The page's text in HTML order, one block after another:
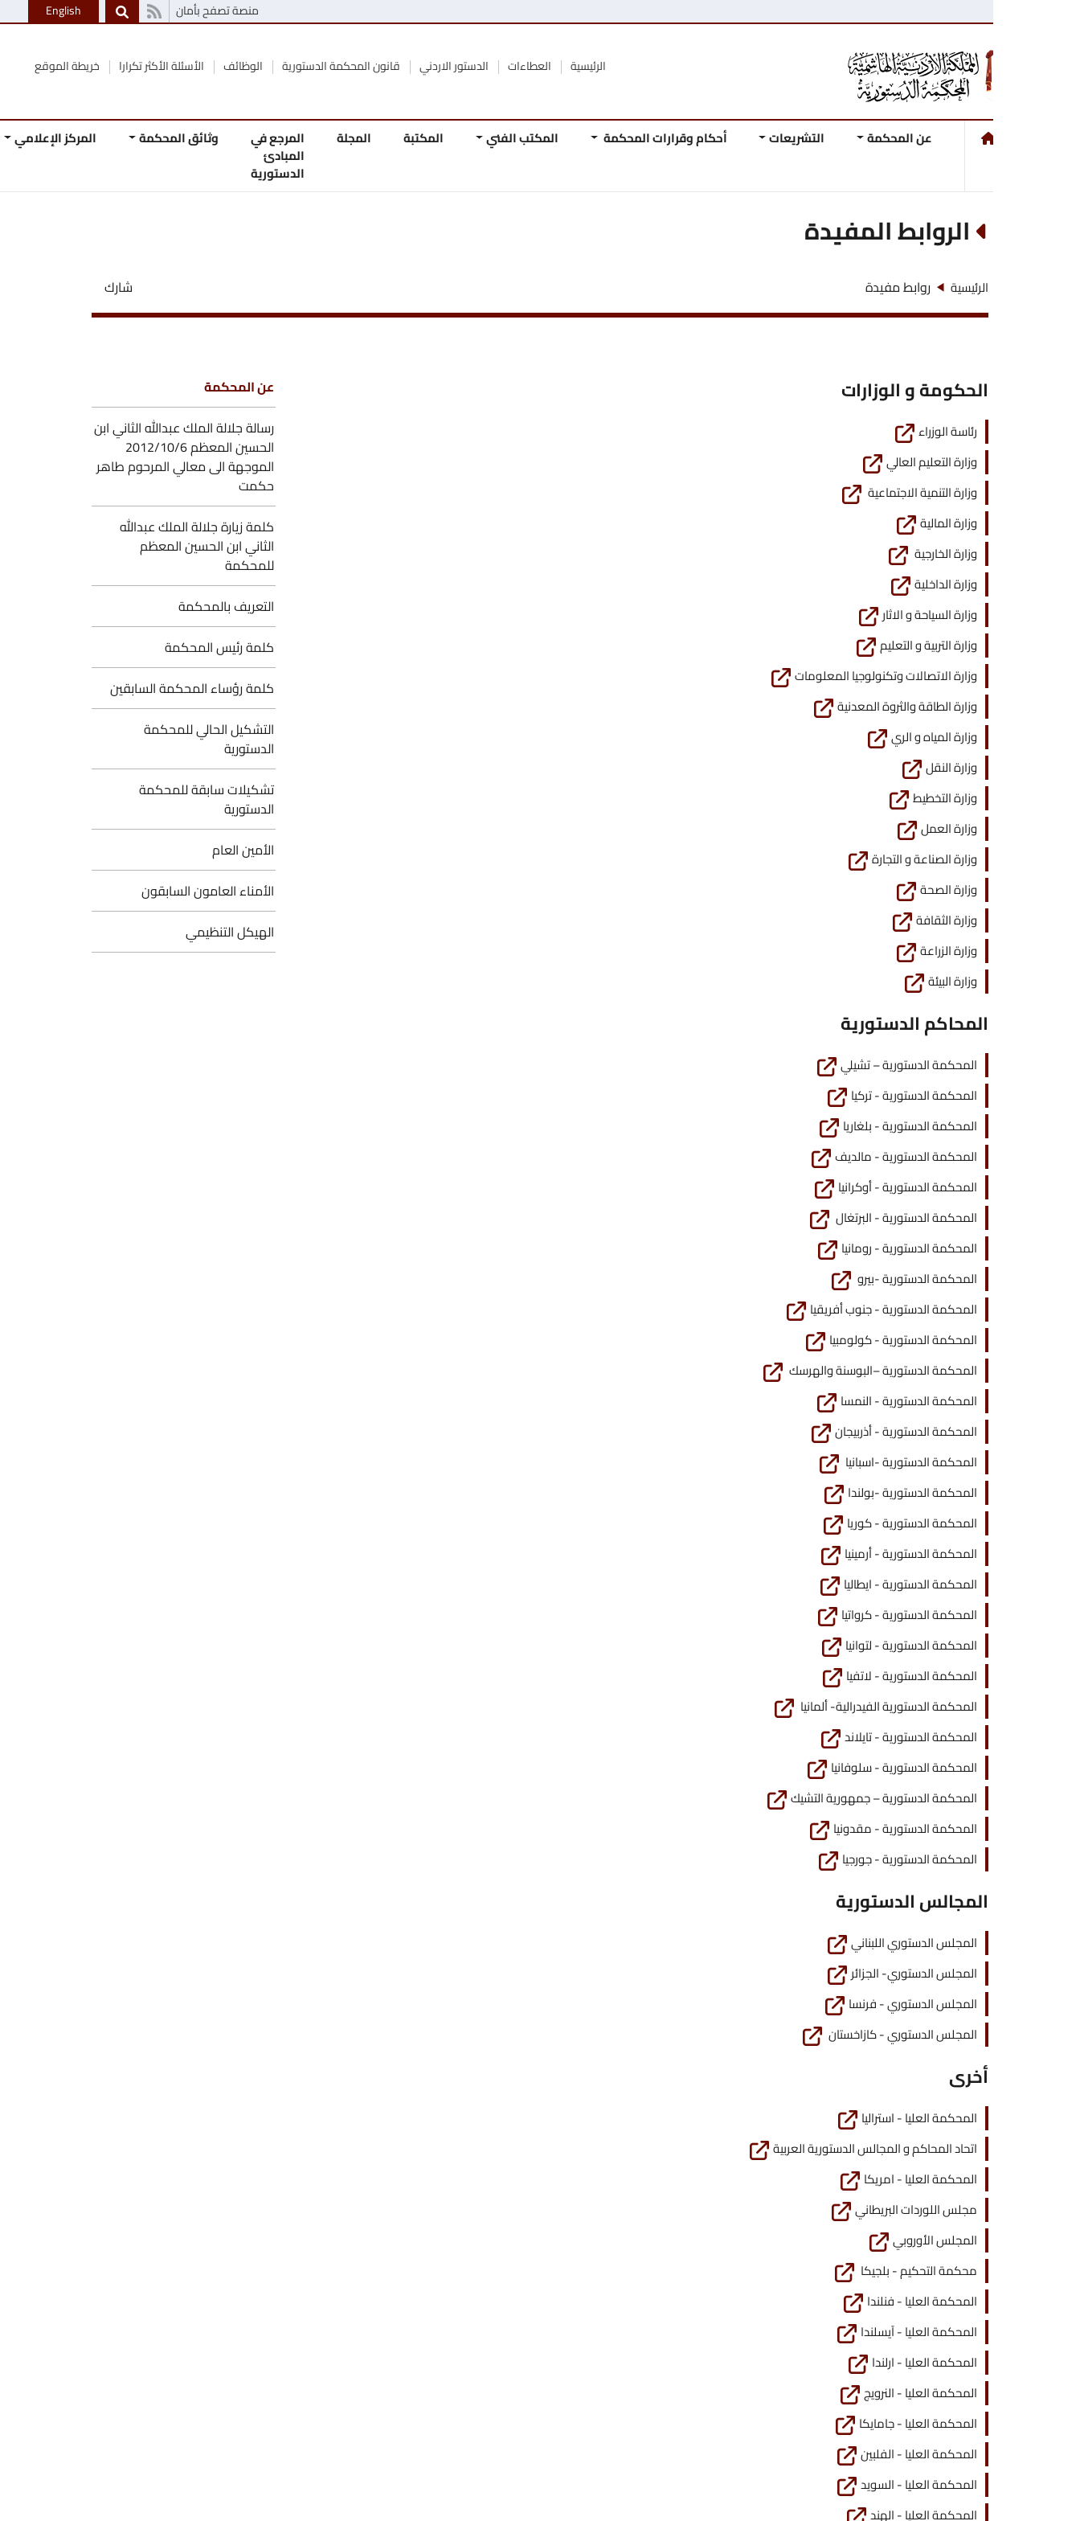
English
العطاءات الدستور الاردني قانون المحكمة الدستورية الوظائف الأسئلة الأكثر تكرارا خريطة الموقع
عن المحكمة التشريعات أحكام وقرارات المحكمة المكتب الفني المكتبة المجلة المرجع في وثائق المحكمة المركز الإعلامي اتصل
الروابط المفيدة
روابط مفيدة
الحكومة و الوزارات
وزارة التعليم العالي
وزارة التنمية الاجتماعية
وزارة السياحة و الاثار
وزارة التربية و التعليم
وزارة الاتصالات وتكنولوجيا المعلومات
وزارة الطاقة والثروة المعدنية
وزارة الصناعة و التجارة
المحاكم الدستورية
المحكمة الدستورية – تشيلي
المحكمة الدستورية - تركيا
المحكمة الدستورية - بلغاريا
المحكمة الدستورية - مالديف
المحكمة الدستورية - أوكرانيا
المحكمة الدستورية - البرتغال
المحكمة الدستورية - رومانيا
المحكمة الدستورية -بيرو
المحكمة الدستورية - جنوب أفريقيا
المحكمة الدستورية - كولومبيا
المحكمة الدستورية –البوسنة والهرسك
المحكمة الدستورية - النمسا
المحكمة الدستورية - أذربيجان
المحكمة الدستورية -اسبانيا
المحكمة الدستورية -بولندا
المحكمة الدستورية - كوريا
المحكمة الدستورية - أرمينيا
المحكمة الدستورية - ايطاليا
المحكمة الدستورية - كرواتيا
المحكمة الدستورية - لتوانيا
المحكمة الدستورية - لاتفيا
المحكمة الدستورية الفيدرالية- ألمانيا
المحكمة الدستورية - تايلاند
المحكمة الدستورية - سلوفانيا
المحكمة الدستورية – جمهورية التشيك
المحكمة الدستورية - مقدونيا
المحكمة الدستورية - جورجيا
المجالس الدستورية
المجلس الدستوري اللبناني
المجلس الدستوري- الجزائر
المجلس الدستوري - فرنسا
المجلس الدستوري - كازاخستان
المحكمة العليا - استراليا
اتحاد المحاكم و المجالس الدستورية العربية
المحكمة العليا - امريكا
مجلس اللوردات البريطاني
محكمة التحكيم - بلجيكا
المحكمة العليا - فنلندا
المحكمة العليا - آيسلندا
المحكمة العليا - ارلندا
المحكمة العليا - النرويج
المحكمة العليا - جامايكا
المحكمة العليا - الفلبين
المحكمة العليا - السويد
المحكمة العليا - الهند
رسالة جلالة الملك عبدالله الثاني ابن
الحسين المعظم 2012/10/6
الموجهة الى معالي المرحوم طاهر
كلمة زيارة جلالة الملك عبدالله
الثاني ابن الحسين المعظم
التعريف بالمحكمة
كلمة رئيس المحكمة
كلمة رؤساء المحكمة السابقين
التشكيل الحالي للمحكمة
تشكيلات سابقة للمحكمة
الأمناء العامون السابقون
الهيكل التنظيمي